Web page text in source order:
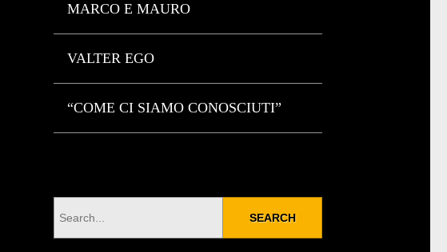
MARCO E MAURO
VALTER EGO
“COME CI SIAMO CONOSCIUTI”